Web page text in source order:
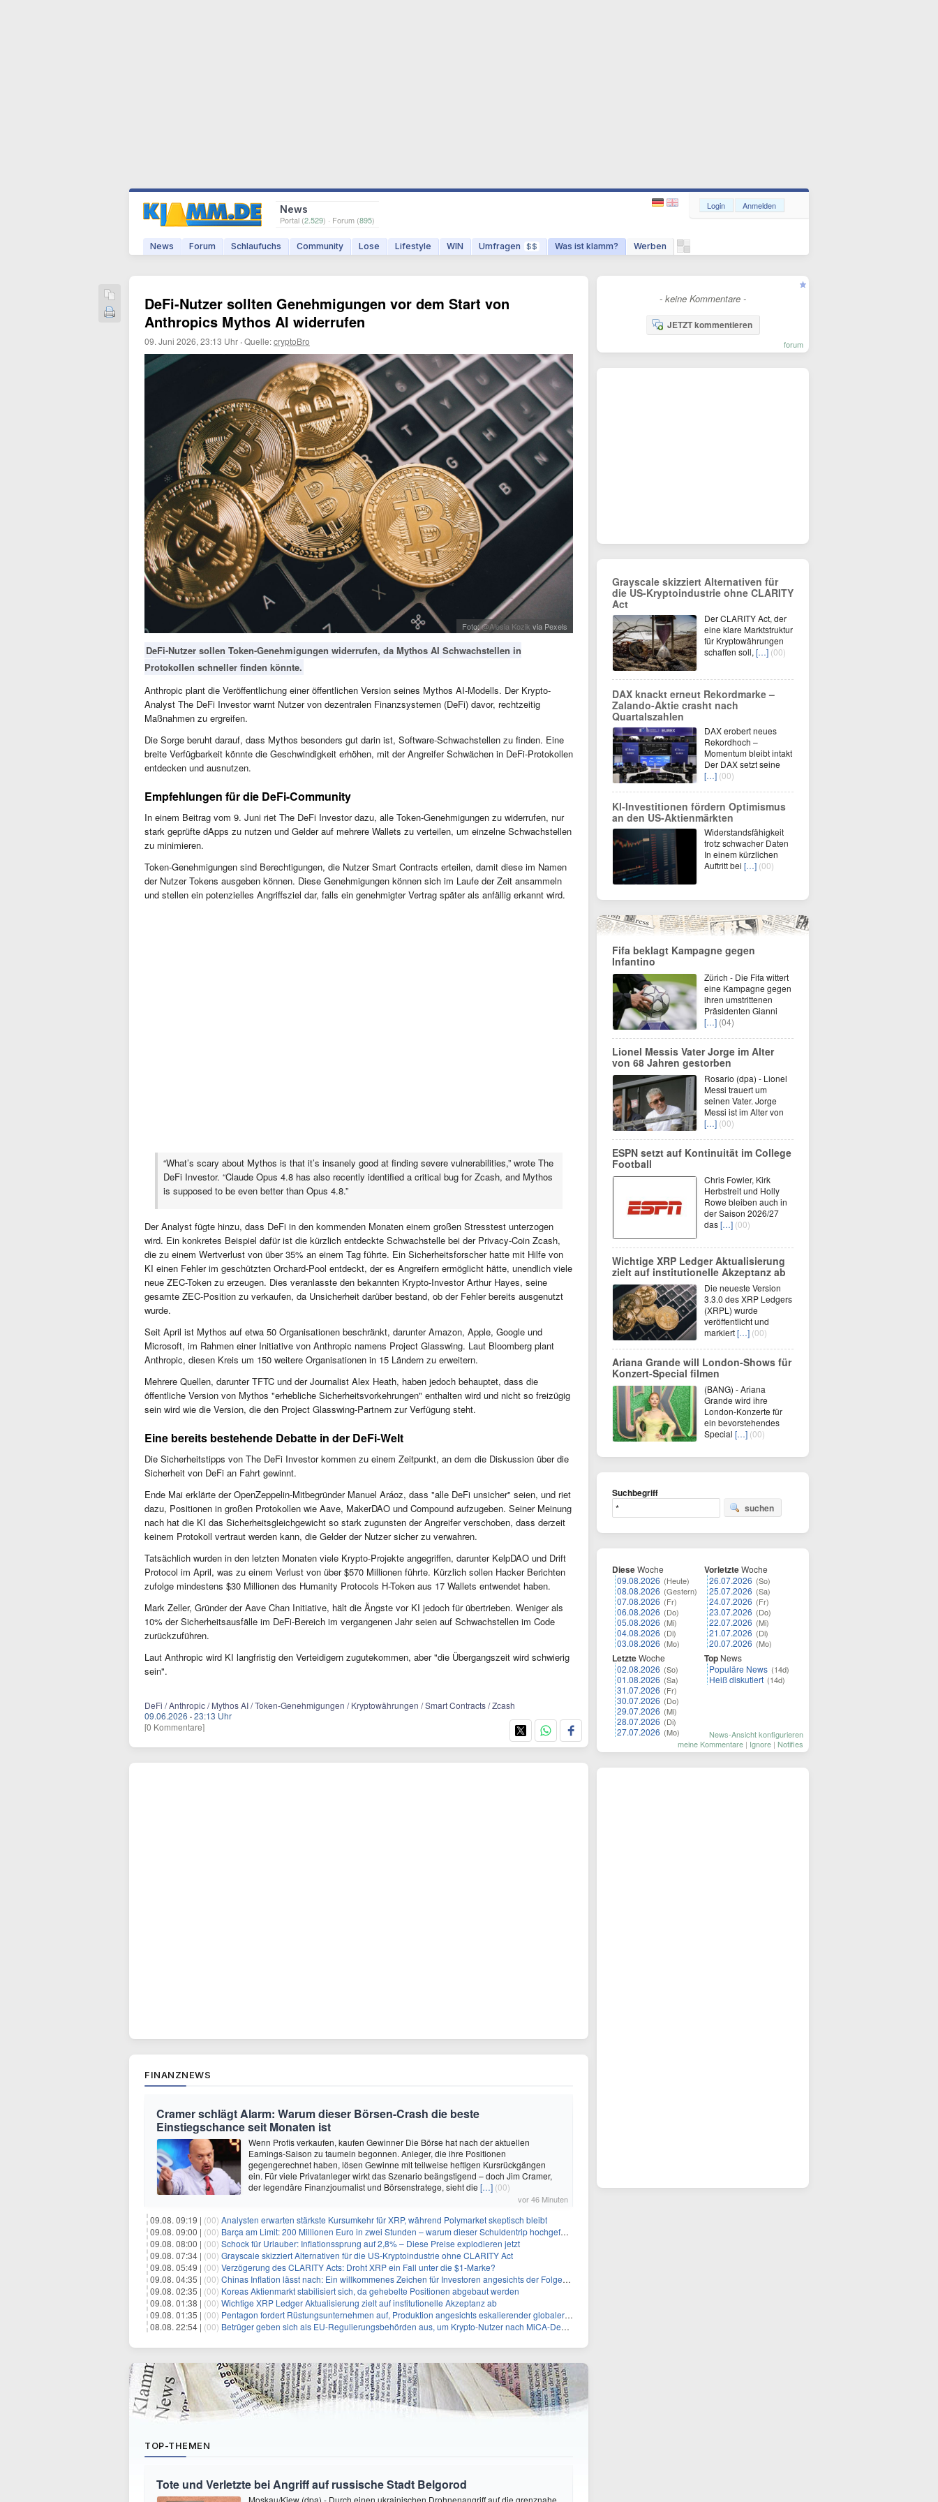
News
Portal (2.529) · Forum (895)
News Forum Schlaufuchs Community Lose Lifestyle WIN Umfragen $$ Was ist klamm? Werben
Login Anmelden
DeFi-Nutzer sollten Genehmigungen vor dem Start von
Anthropics Mythos AI widerrufen
09. Juni 2026, 23:13 Uhr ·Quelle:cryptoBro
Foto:@Alesia Kozik via Pexels
DeFi-Nutzer sollen Token-Genehmigungen widerrufen, da Mythos AI Schwachstellen in
Protokollen schneller finden könnte.
Anthropic plant die Veröffentlichung einer öffentlichen Version seines Mythos AI-Modells. Der Krypto-
Analyst The DeFi Investor warnt Nutzer von dezentralen Finanzsystemen (DeFi) davor, rechtzeitig
Maßnahmen zu ergreifen.
Die Sorge beruht darauf, dass Mythos besonders gut darin ist, Software-Schwachstellen zu finden. Eine
breite Verfügbarkeit könnte die Geschwindigkeit erhöhen, mit der Angreifer Schwächen in DeFi-Protokollen
entdecken und ausnutzen.
Empfehlungen für die DeFi-Community
In einem Beitrag vom 9. Juni riet The DeFi Investor dazu, alle Token-Genehmigungen zu widerrufen, nur
stark geprüfte dApps zu nutzen und Gelder auf mehrere Wallets zu verteilen, um einzelne Schwachstellen
zu minimieren.
Token-Genehmigungen sind Berechtigungen, die Nutzer Smart Contracts erteilen, damit diese im Namen
der Nutzer Tokens ausgeben können. Diese Genehmigungen können sich im Laufe der Zeit ansammeln
und stellen ein potenzielles Angriffsziel dar, falls ein genehmigter Vertrag später als anfällig erkannt wird.
“What’s scary about Mythos is that it’s insanely good at finding severe vulnerabilities,” wrote The
DeFi Investor. “Claude Opus 4.8 has also recently identified a critical bug for Zcash, and Mythos
is supposed to be even better than Opus 4.8.”
Der Analyst fügte hinzu, dass DeFi in den kommenden Monaten einem großen Stresstest unterzogen
wird. Ein konkretes Beispiel dafür ist die kürzlich entdeckte Schwachstelle bei der Privacy-Coin Zcash,
die zu einem Wertverlust von über 35% an einem Tag führte. Ein Sicherheitsforscher hatte mit Hilfe von
KI einen Fehler im geschützten Orchard-Pool entdeckt, der es Angreifern ermöglicht hätte, unendlich viele
neue ZEC-Token zu erzeugen. Dies veranlasste den bekannten Krypto-Investor Arthur Hayes, seine
gesamte ZEC-Position zu verkaufen, da Unsicherheit darüber bestand, ob der Fehler bereits ausgenutzt
wurde.
Seit April ist Mythos auf etwa 50 Organisationen beschränkt, darunter Amazon, Apple, Google und
Microsoft, im Rahmen einer Initiative von Anthropic namens Project Glasswing. Laut Bloomberg plant
Anthropic, diesen Kreis um 150 weitere Organisationen in 15 Ländern zu erweitern.
Mehrere Quellen, darunter TFTC und der Journalist Alex Heath, haben jedoch behauptet, dass die
öffentliche Version von Mythos "erhebliche Sicherheitsvorkehrungen" enthalten wird und nicht so freizügig
sein wird wie die Version, die den Project Glasswing-Partnern zur Verfügung steht.
Eine bereits bestehende Debatte in der DeFi-Welt
Die Sicherheitstipps von The DeFi Investor kommen zu einem Zeitpunkt, an dem die Diskussion über die
Sicherheit von DeFi an Fahrt gewinnt.
Ende Mai erklärte der OpenZeppelin-Mitbegründer Manuel Aráoz, dass "alle DeFi unsicher" seien, und riet
dazu, Positionen in großen Protokollen wie Aave, MakerDAO und Compound aufzugeben. Seiner Meinung
nach hat die KI das Sicherheitsgleichgewicht so stark zugunsten der Angreifer verschoben, dass derzeit
keinem Protokoll vertraut werden kann, die Gelder der Nutzer sicher zu verwahren.
Tatsächlich wurden in den letzten Monaten viele Krypto-Projekte angegriffen, darunter KelpDAO und Drift
Protocol im April, was zu einem Verlust von über $570 Millionen führte. Kürzlich sollen Hacker Berichten
zufolge mindestens $30 Millionen des Humanity Protocols H-Token aus 17 Wallets entwendet haben.
Mark Zeller, Gründer der Aave Chan Initiative, hält die Ängste vor KI jedoch für übertrieben. Weniger als
10% der Sicherheitsausfälle im DeFi-Bereich im vergangenen Jahr seien auf Schwachstellen im Code
zurückzuführen.
Laut Anthropic wird KI langfristig den Verteidigern zugutekommen, aber "die Übergangszeit wird schwierig
sein".
DeFi / Anthropic / Mythos AI / Token-Genehmigungen / Kryptowährungen / Smart Contracts / Zcash
09.06.2026 ·23:13 Uhr
[0 Kommentare]
FINANZNEWS
Cramer schlägt Alarm: Warum dieser Börsen-Crash die beste
Einstiegschance seit Monaten ist
Wenn Profis verkaufen, kaufen Gewinner Die Börse hat nach der aktuellen
Earnings-Saison zu taumeln begonnen. Anleger, die ihre Positionen
gegengerechnet haben, lösen Gewinne mit teilweise heftigen Kursrückgängen
ein. Für viele Privatanleger wirkt das Szenario beängstigend – doch Jim Cramer,
der legendäre Finanzjournalist und Börsenstratege, sieht die […] (00)
vor 46 Minuten
09.08. 09:19 | (00) Analysten erwarten stärkste Kursumkehr für XRP, während Polymarket skeptisch bleibt
09.08. 09:00 | (00) Barça am Limit: 200 Millionen Euro in zwei Stunden – warum dieser Schuldentrip hochgefährlich wird
09.08. 08:00 | (00) Schock für Urlauber: Inflationssprung auf 2,8% – Diese Preise explodieren jetzt
09.08. 07:34 | (00) Grayscale skizziert Alternativen für die US-Kryptoindustrie ohne CLARITY Act
09.08. 05:49 | (00) Verzögerung des CLARITY Acts: Droht XRP ein Fall unter die $1-Marke?
09.08. 04:35 | (00) Chinas Inflation lässt nach: Ein willkommenes Zeichen für Investoren angesichts der Folgen des Öl-Schocks
09.08. 02:35 | (00) Koreas Aktienmarkt stabilisiert sich, da gehebelte Positionen abgebaut werden
09.08. 01:38 | (00) Wichtige XRP Ledger Aktualisierung zielt auf institutionelle Akzeptanz ab
09.08. 01:35 | (00) Pentagon fordert Rüstungsunternehmen auf, Produktion angesichts eskalierender globaler Spannungen zu steigern
08.08. 22:54 | (00) Betrüger geben sich als EU-Regulierungsbehörden aus, um Krypto-Nutzer nach MiCA-Deadline ins Visier zu nehmen
TOP-THEMEN
Tote und Verletzte bei Angriff auf russische Stadt Belgorod
Moskau/Kiew (dpa) - Durch einen ukrainischen Drohnenangriff auf die grenznahe
- keine Kommentare -
JETZT kommentieren
forum
Grayscale skizziert Alternativen für
die US-Kryptoindustrie ohne CLARITY
Act
Der CLARITY Act, der
eine klare Marktstruktur
für Kryptowährungen
schaffen soll, […] (00)
DAX knackt erneut Rekordmarke –
Zalando-Aktie crasht nach
Quartalszahlen
DAX erobert neues
Rekordhoch –
Momentum bleibt intakt
Der DAX setzt seine
[…] (00)
KI-Investitionen fördern Optimismus
an den US-Aktienmärkten
Widerstandsfähigkeit
trotz schwacher Daten
In einem kürzlichen
Auftritt bei […] (00)
Fifa beklagt Kampagne gegen
Infantino
Zürich - Die Fifa wittert
eine Kampagne gegen
ihren umstrittenen
Präsidenten Gianni
[…] (04)
Lionel Messis Vater Jorge im Alter
von 68 Jahren gestorben
Rosario (dpa) - Lionel
Messi trauert um
seinen Vater. Jorge
Messi ist im Alter von
[…] (00)
ESPN setzt auf Kontinuität im College
Football
Chris Fowler, Kirk
Herbstreit und Holly
Rowe bleiben auch in
der Saison 2026/27
das[…] (00)
Wichtige XRP Ledger Aktualisierung
zielt auf institutionelle Akzeptanz ab
Die neueste Version
3.3.0 des XRP Ledgers
(XRPL) wurde
veröffentlicht und
markiert[…] (00)
Ariana Grande will London-Shows für
Konzert-Special filmen
(BANG) - Ariana
Grande wird ihre
London-Konzerte für
ein bevorstehendes
Special […] (00)
Suchbegriff
suchen
DieseWoche
09.08.2026 (Heute)
08.08.2026 (Gestern)
07.08.2026 (Fr)
06.08.2026 (Do)
05.08.2026 (Mi)
04.08.2026 (Di)
03.08.2026 (Mo)
LetzteWoche
02.08.2026 (So)
01.08.2026 (Sa)
31.07.2026 (Fr)
30.07.2026 (Do)
29.07.2026 (Mi)
28.07.2026 (Di)
27.07.2026 (Mo)
VorletzteWoche
26.07.2026 (So)
25.07.2026 (Sa)
24.07.2026 (Fr)
23.07.2026 (Do)
22.07.2026 (Mi)
21.07.2026 (Di)
20.07.2026 (Mo)
Top News
Populäre News (14d)
Heiß diskutiert (14d)
News-Ansicht konfigurieren
meine Kommentare | Ignore | Notifies